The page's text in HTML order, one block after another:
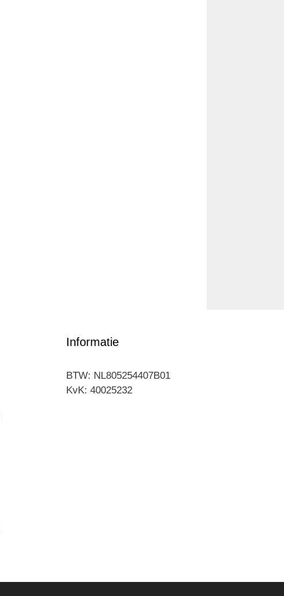
Informatie
BTW: NL805254407B01
KvK: 40025232